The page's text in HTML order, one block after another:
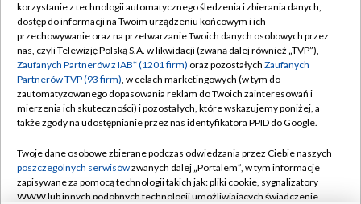
TVP
Abonament TVP
Emisja w TVP
Centrum informacji TVP
Naziemna Telewizja Cyfrowa
Rada Programowa
System NOS
Regulamin TVP
Polityka prywatności
Moje zgody
Pomoc
Kontakt
korzystanie z technologii automatycznego śledzenia i zbierania danych,
dostęp do informacji na Twoim urządzeniu końcowym i ich
przechowywanie oraz na przetwarzanie Twoich danych osobowych przez
nas, czyli Telewizję Polską S.A. w likwidacji (zwaną dalej również „TVP”),
Zaufanych Partnerów z IAB* (1201 firm) oraz pozostałych Zaufanych
Partnerów TVP (93 firm), w celach marketingowych (w tym do
zautomatyzowanego dopasowania reklam do Twoich zainteresowań i
mierzenia ich skuteczności) i pozostałych, które wskazujemy poniżej, a
także zgody na udostępnianie przez nas identyfikatora PPID do Google.
Twoje dane osobowe zbierane podczas odwiedzania przez Ciebie naszych
poszczególnych serwisówzwanych dalej „Portalem”, w tym informacje
zapisywane za pomocą technologii takich jak: pliki cookie, sygnalizatory
WWW lub innych podobnych technologii umożliwiających świadczenie